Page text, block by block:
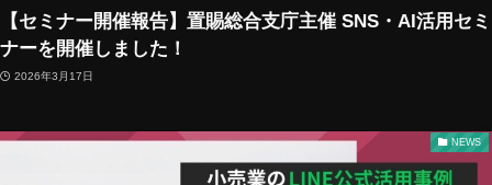
【セミナー開催報告】置賜総合支庁主催 SNS・AI活用セミ
ナーを開催しました！
2026年3月17日
NEWS